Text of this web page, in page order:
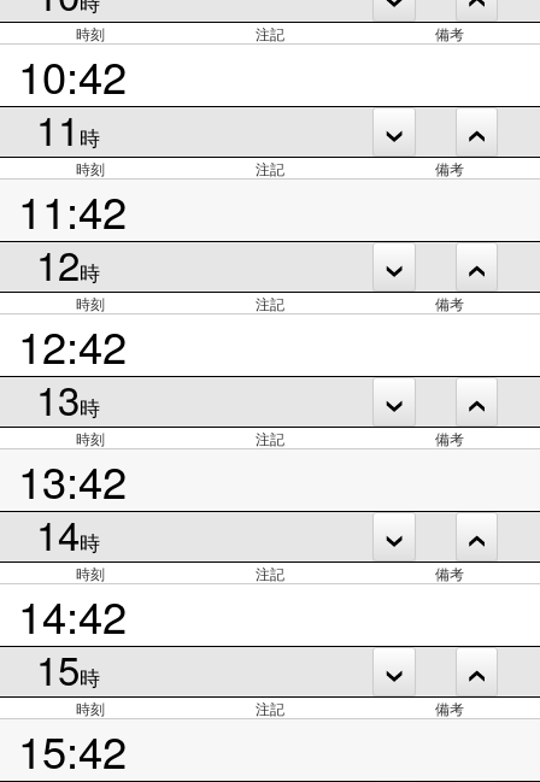
時刻 注記 備考
10:42
11 時
時刻 注記 備考
11:42
12時
時刻 注記 備考
12:42
13時
時刻 注記 備考
13:42
14時
時刻 注記 備考
14:42
15時
時刻 注記 備考
15:42